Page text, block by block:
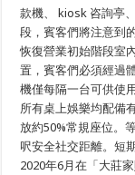
款機、 kiosk 咨詢亭
段，賓客們將注意到
恢復營業初始階段室
置，賓客們必須經過
機僅每隔一台可供使
所有桌上娛樂均配備
放約50%常規座位。
呎安全社交距離。短
2020年6月在「大莊